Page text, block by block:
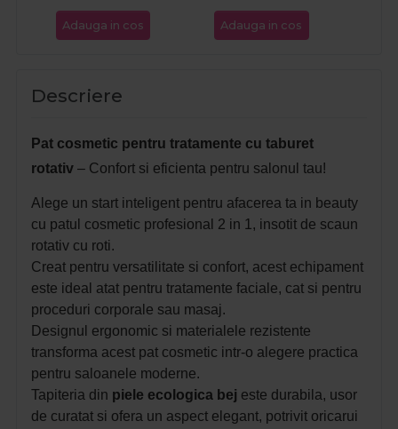
Adauga in cos Adauga in cos
Descriere
Pat cosmetic pentru tratamente cu taburet
rotativ – Confort si eficienta pentru salonul tau!
Alege un start inteligent pentru afacerea ta in beauty
cu patul cosmetic profesional 2 in 1, insotit de scaun
rotativ cu roti.
Creat pentru versatilitate si confort, acest echipament
este ideal atat pentru tratamente faciale, cat si pentru
proceduri corporale sau masaj.
Designul ergonomic si materialele rezistente
transforma acest pat cosmetic intr-o alegere practica
pentru saloanele moderne.
Tapiteria din piele ecologica bej este durabila, usor
de curatat si ofera un aspect elegant, potrivit oricarui